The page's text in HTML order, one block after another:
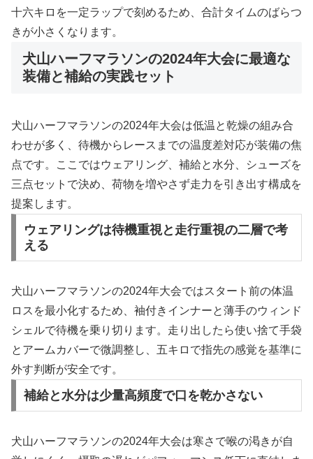
十六キロを一定ラップで刻めるため、合計タイムのばらつ
きが小さくなります。
犬山ハーフマラソンの2024年大会に最適な
装備と補給の実践セット
犬山ハーフマラソンの2024年大会は低温と乾燥の組み合
わせが多く、待機からレースまでの温度差対応が装備の焦
点です。ここではウェアリング、補給と水分、シューズを
三点セットで決め、荷物を増やさず走力を引き出す構成を
提案します。
ウェアリングは待機重視と走行重視の二層で考
える
犬山ハーフマラソンの2024年大会ではスタート前の体温
ロスを最小化するため、袖付きインナーと薄手のウィンド
シェルで待機を乗り切ります。走り出したら使い捨て手袋
とアームカバーで微調整し、五キロで指先の感覚を基準に
外す判断が安全です。
補給と水分は少量高頻度で口を乾かさない
犬山ハーフマラソンの2024年大会は寒さで喉の渇きが自